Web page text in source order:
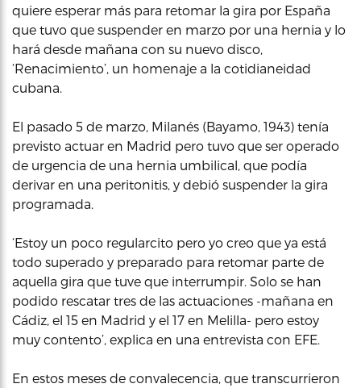
quiere esperar más para retomar la gira por España
que tuvo que suspender en marzo por una hernia y lo
hará desde mañana con su nuevo disco,
‘Renacimiento’, un homenaje a la cotidianeidad
cubana.
El pasado 5 de marzo, Milanés (Bayamo, 1943) tenía
previsto actuar en Madrid pero tuvo que ser operado
de urgencia de una hernia umbilical, que podía
derivar en una peritonitis, y debió suspender la gira
programada.
‘Estoy un poco regularcito pero yo creo que ya está
todo superado y preparado para retomar parte de
aquella gira que tuve que interrumpir. Solo se han
podido rescatar tres de las actuaciones -mañana en
Cádiz, el 15 en Madrid y el 17 en Melilla- pero estoy
muy contento’, explica en una entrevista con EFE.
En estos meses de convalecencia, que transcurrieron